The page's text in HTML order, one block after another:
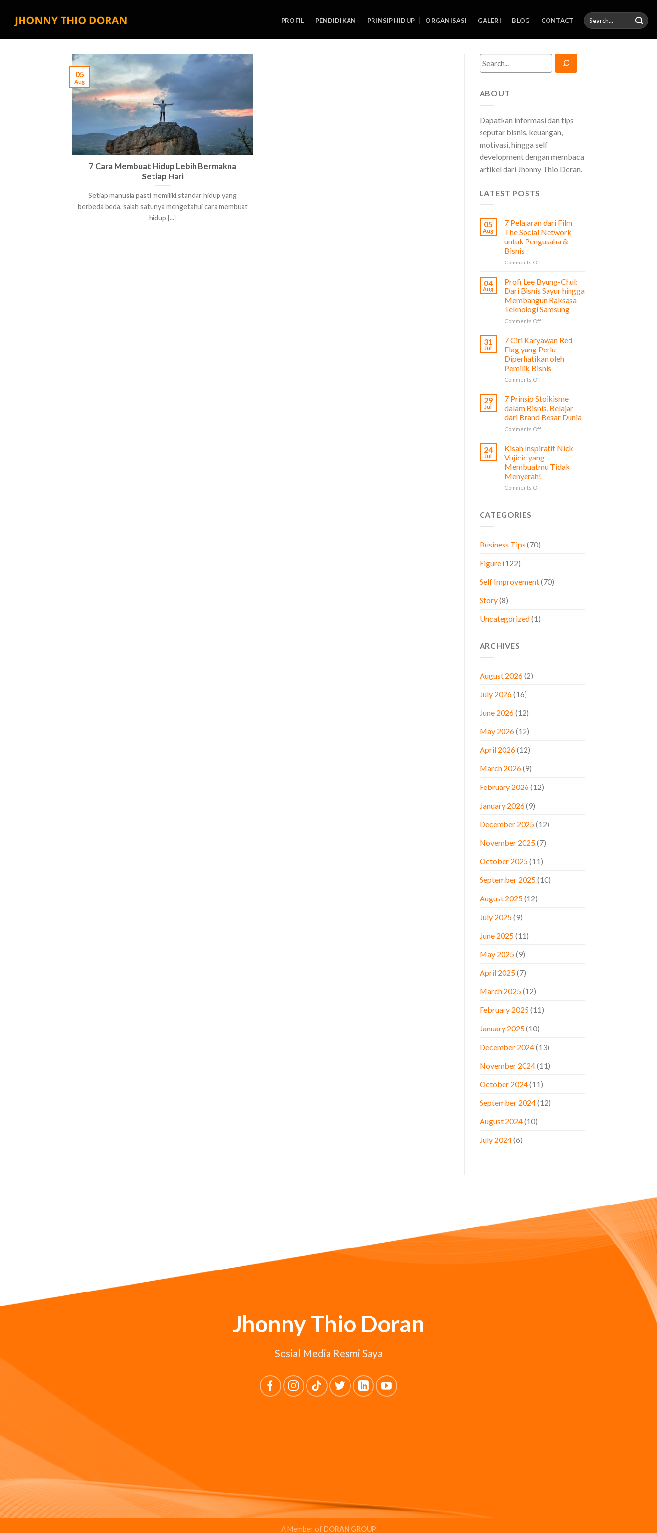
PROFIL PENDIDIKAN PRINSIP HIDUP ORGANISASI GALERI BLOG CONTACT
7 Cara Membuat Hidup Lebih Bermakna
Setiap Hari
Setiap manusia pasti memiliki standar hidup yang
berbeda beda, salah satunya mengetahui cara membuat
hidup [...]
05
Aug
Search
ABOUT
Dapatkan informasi dan tips
seputar bisnis, keuangan,
motivasi, hingga self
development dengan membaca
artikel dari Jhonny Thio Doran.
LATEST POSTS
05
Aug
7 Pelajaran dari Film
The Social Network
untuk Pengusaha &
Bisnis
Comments Offon
Pelajaran
dari
Film
The
Social
Network
Pengusaha
&
Bisnis
04
Aug
Profi Lee Byung-Chul:
Dari Bisnis Sayur hingga
Membangun Raksasa
Teknologi Samsung
Comments Offon
Chul:
Dari
Bisnis
Sayur
Membangun
Raksasa
Teknologi
Samsung
31
Jul
7 Ciri Karyawan Red
Flag yang Perlu
Diperhatikan oleh
Pemilik Bisnis
Comments Offon
Ciri
Red
Flag
yang
Diperhatikan
Pemilik
Bisnis
29
Jul
7 Prinsip Stoikisme
dalam Bisnis, Belajar
dari Brand Besar Dunia
Comments Offon
Prinsip
dalam
Bisnis,
Belajar
dari
24
Jul
Kisah Inspiratif Nick
Vujicic yang
Membuatmu Tidak
Menyerah!
Comments Offon
CATEGORIES
Business Tips (70)
Figure(122)
Self Improvement(70)
Story(8)
Uncategorized(1)
ARCHIVES
August 2026(2)
July 2026(16)
June 2026(12)
May 2026(12)
April 2026(12)
March 2026(9)
February 2026(12)
January 2026(9)
December 2025(12)
November 2025(7)
October 2025(11)
September 2025(10)
August 2025(12)
July 2025(9)
June 2025(11)
May 2025(9)
April 2025(7)
March 2025(12)
February 2025(11)
January 2025(10)
December 2024(13)
November 2024(11)
October 2024(11)
September 2024(12)
August 2024(10)
July 2024(6)
Jhonny Thio Doran
Sosial Media Resmi Saya
A Member of DORAN GROUP